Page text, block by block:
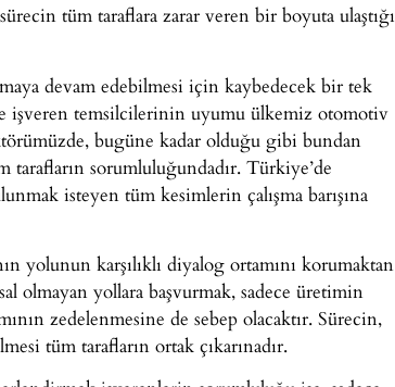
tüm taraflara zarar veren bir boyuta ulaştığı
devam edebilmesi için kaybedecek bir tek
işveren temsilcilerinin uyumu ülkemiz otomotiv
bugüne kadar olduğu gibi bundan
sorumluluğundadır. Türkiye’de
isteyen tüm kesimlerin çalışma barışına
yolunun karşılıklı diyalog ortamını korumaktan
olmayan yollara başvurmak, sadece üretimin
zedelenmesine de sebep olacaktır. Sürecin,
tüm tarafların ortak çıkarınadır.